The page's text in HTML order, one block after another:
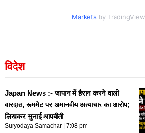
Markets by TradingView
विदेश
Japan News :- जापान में हैरान करने वाली
वारदात, रूममेट पर अमानवीय अत्याचार का आरोप;
लिखकर सुनाई आपबीती
Suryodaya Samachar 7:08 pm